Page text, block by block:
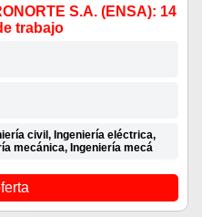
S.A. (ENSA): 14
trabajo
civil, Ingeniería eléctrica,
mecánica, Ingeniería mecá